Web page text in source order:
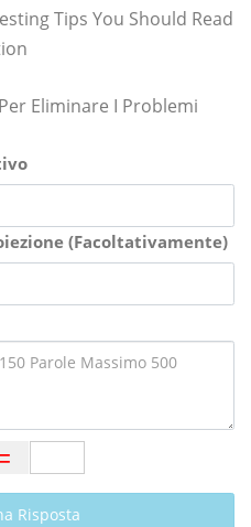
Tips You Should Read
Eliminare I Problemi
(Facoltativamente)
Risposta